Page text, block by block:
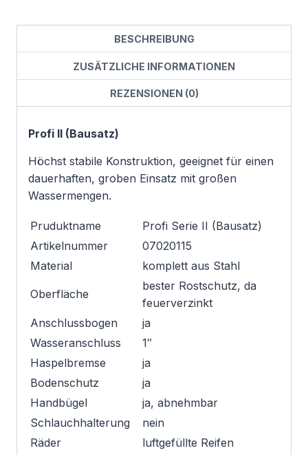
BESCHREIBUNG
ZUSÄTZLICHE INFORMATIONEN
REZENSIONEN (0)
Profi II (Bausatz)
Höchst stabile Konstruktion, geeignet für einen
dauerhaften, groben Einsatz mit großen
Wassermengen.
Pruduktname
Profi Serie II (Bausatz)
Artikelnummer
07020115
Material
komplett aus Stahl
Oberfläche
bester Rostschutz, da
feuerverzinkt
Anschlussbogen
ja
Wasseranschluss
1″
Haspelbremse
ja
Bodenschutz
ja
Handbügel
ja, abnehmbar
Schlauchhalterung
nein
Räder
luftgefüllte Reifen